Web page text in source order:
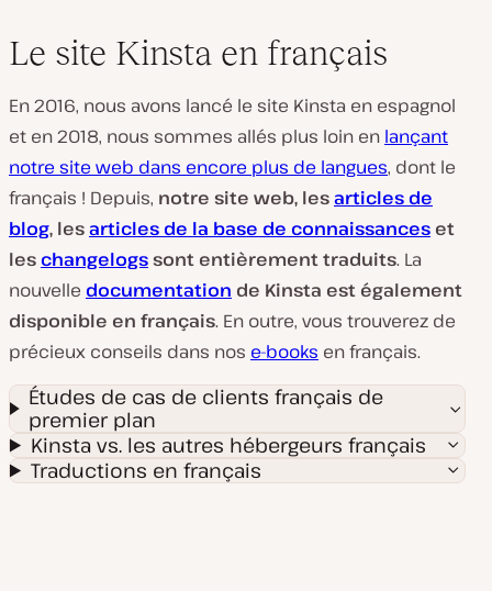
Le site Kinsta en français
En 2016, nous avons lancé le site Kinsta en espagnol
et en 2018, nous sommes allés plus loin en lançant
notre site web dans encore plus de langues, dont le
français ! Depuis, notre site web, lesarticles de
blog, lesarticles de la base de connaissances et
les changelogssont entièrement traduits. La
nouvelle documentation de Kinsta est également
disponible en français. En outre, vous trouverez de
précieux conseils dans nos e-books en français.
Études de cas de clients français de
premier plan
Kinsta vs. les autres hébergeurs français
Traductions en français